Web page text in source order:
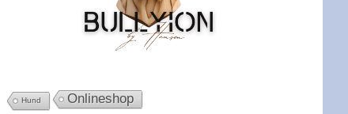
Hund Onlineshop